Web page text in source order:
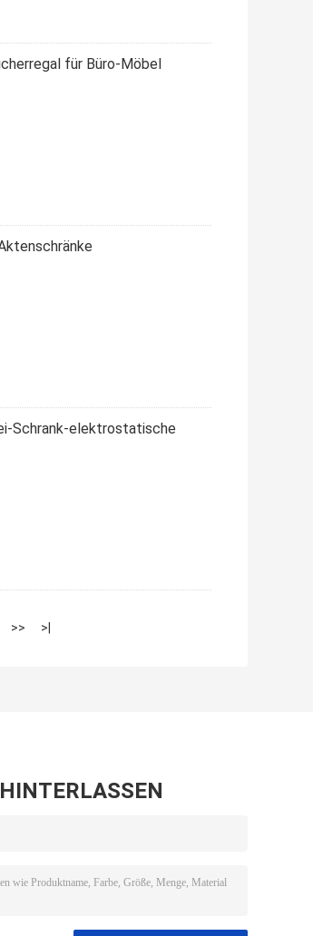
für Büro-Möbel
Schrank-elektrostatische
>> >|